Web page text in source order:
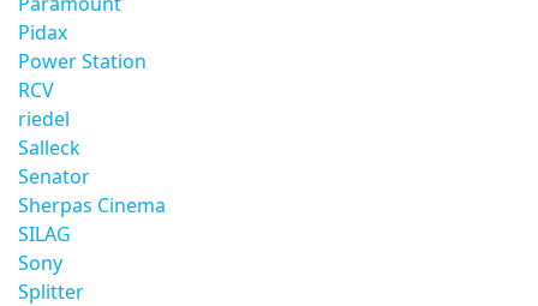
Pidax
Power Station
RCV
riedel
Salleck
Senator
Sherpas Cinema
SILAG
Sony
Splitter